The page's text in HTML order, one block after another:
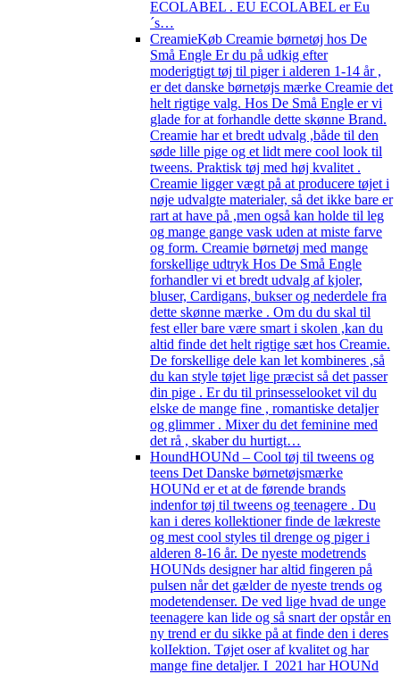
ECOLABEL . EU ECOLABEL er Eu
´s…
CreamieKøb Creamie børnetøj hos De
Små Engle Er du på udkig efter
moderigtigt tøj til piger i alderen 1-14 år ,
er det danske børnetøjs mærke Creamie det
helt rigtige valg. Hos De Små Engle er vi
glade for at forhandle dette skønne Brand.
Creamie har et bredt udvalg ,både til den
søde lille pige og et lidt mere cool look til
tweens. Praktisk tøj med høj kvalitet .
Creamie ligger vægt på at producere tøjet i
nøje udvalgte materialer, så det ikke bare er
rart at have på ,men også kan holde til leg
og mange gange vask uden at miste farve
og form. Creamie børnetøj med mange
forskellige udtryk Hos De Små Engle
forhandler vi et bredt udvalg af kjoler,
bluser, Cardigans, bukser og nederdele fra
dette skønne mærke . Om du du skal til
fest eller bare være smart i skolen ,kan du
altid finde det helt rigtige sæt hos Creamie.
De forskellige dele kan let kombineres ,så
du kan style tøjet lige præcist så det passer
din pige . Er du til prinsesselooket vil du
elske de mange fine , romantiske detaljer
og glimmer . Mixer du det feminine med
det rå , skaber du hurtigt…
HoundHOUNd – Cool tøj til tweens og
teens Det Danske børnetøjsmærke
HOUNd er et at de førende brands
indenfor tøj til tweens og teenagere . Du
kan i deres kollektioner finde de lækreste
og mest cool styles til drenge og piger i
alderen 8-16 år. De nyeste modetrends
HOUNds designer har altid fingeren på
pulsen når det gælder de nyeste trends og
modetendenser. De ved lige hvad de unge
teenagere kan lide og så snart der opstår en
ny trend er du sikke på at finde den i deres
kolIektion. Tøjet oser af kvalitet og har
mange fine detaljer. I 2021 har HOUNd